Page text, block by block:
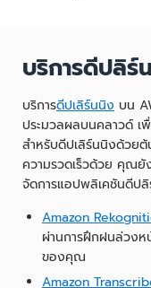
บริการดีปลิร์
บริการดีปเลิร์นนิง บน
ประมวลผลบนคลาวด์ เ
สำหรับดีปเลิร์นนิงด้วย
ความรวดเร็วด้วย คุณยั
จัดการแอปพลิเคชันดีปลิ
Amazon
ผ่านการฝึกฝนล่วงห
ของคุณ
Amazon